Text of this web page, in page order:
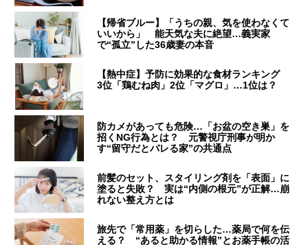
【帰省ブルー】「うちの親、気を使わなくて
いいから」 能天気な夫に絶望…義実家
で“孤立”した36歳妻の本音
【熱中症】予防に効果的な食材ランキング
3位「鶏むね肉」2位「マグロ」…1位は？
防カメがあっても危険…「お盆の空き巣」を
招くNG行為とは？ 元警視庁刑事が明か
す“留守だとバレる家”の共通点
前髪のセット、スタイリング剤を「表面」に
塗ると失敗？ 実は“内側の根元”が正解…崩
れない整え方とは
旅先で「常用薬」を切らした…薬局で何を伝
える？ “あると助かる情報”とお薬手帳の活